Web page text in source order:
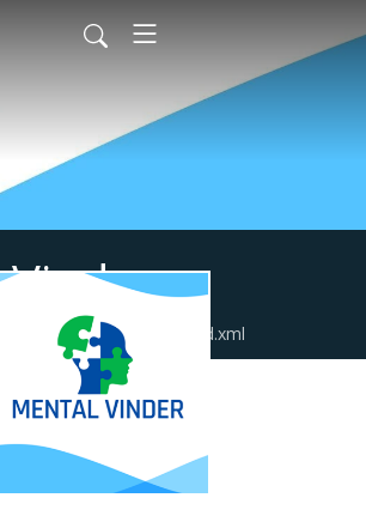
mentalvinder/feed.xml